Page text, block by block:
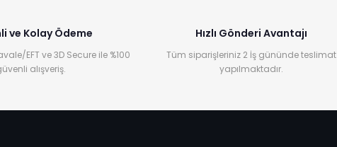
ve Kolay Ödeme
EFT ve 3D Secure ile %100
alışveriş.
Hızlı Gönderi Avantajı
Tüm siparişleriniz 2 İş gününde teslimat
yapılmaktadır.